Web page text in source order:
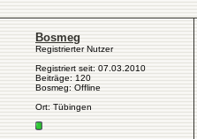
Bosmeg
Registrierter Nutzer
Registriert seit: 07.03.2010
Beiträge: 120
Bosmeg: Offline
Ort: Tübingen